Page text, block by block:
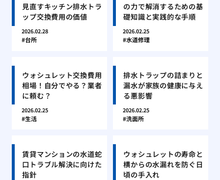
見直すキッチン排水トラ
ップ交換費用の価値
2026.02.28
台所
の力で解消するための基
礎知識と実践的な手順
2026.02.25
水道修理
ウォシュレット交換費用
相場！自分でやる？業者
に頼む？
2026.02.25
生活
排水トラップの詰まりと
漏水が家族の健康に与え
る悪影響
2026.02.25
洗面所
賃貸マンションの水道蛇
口トラブル解決に向けた
指針
ウォシュレットの寿命と
横からの水漏れを防ぐ日
頃の手入れ